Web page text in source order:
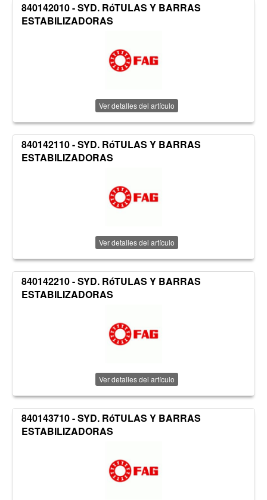
840142010 - SYD. RóTULAS Y BARRAS
ESTABILIZADORAS
Ver detalles del artículo
840142110 - SYD. RóTULAS Y BARRAS
ESTABILIZADORAS
Ver detalles del artículo
840142210 - SYD. RóTULAS Y BARRAS
ESTABILIZADORAS
Ver detalles del artículo
840143710 - SYD. RóTULAS Y BARRAS
ESTABILIZADORAS